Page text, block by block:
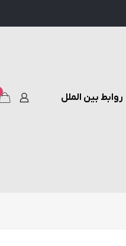
روابط بین الملل